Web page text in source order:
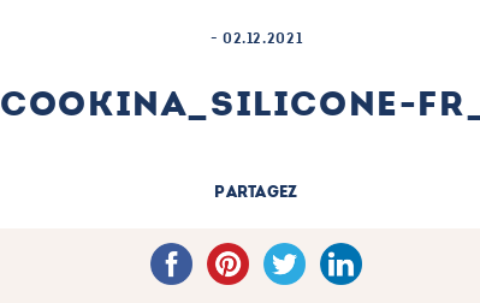
- 02.12.2021
COOKINA_SILICONE-
PARTAGEZ